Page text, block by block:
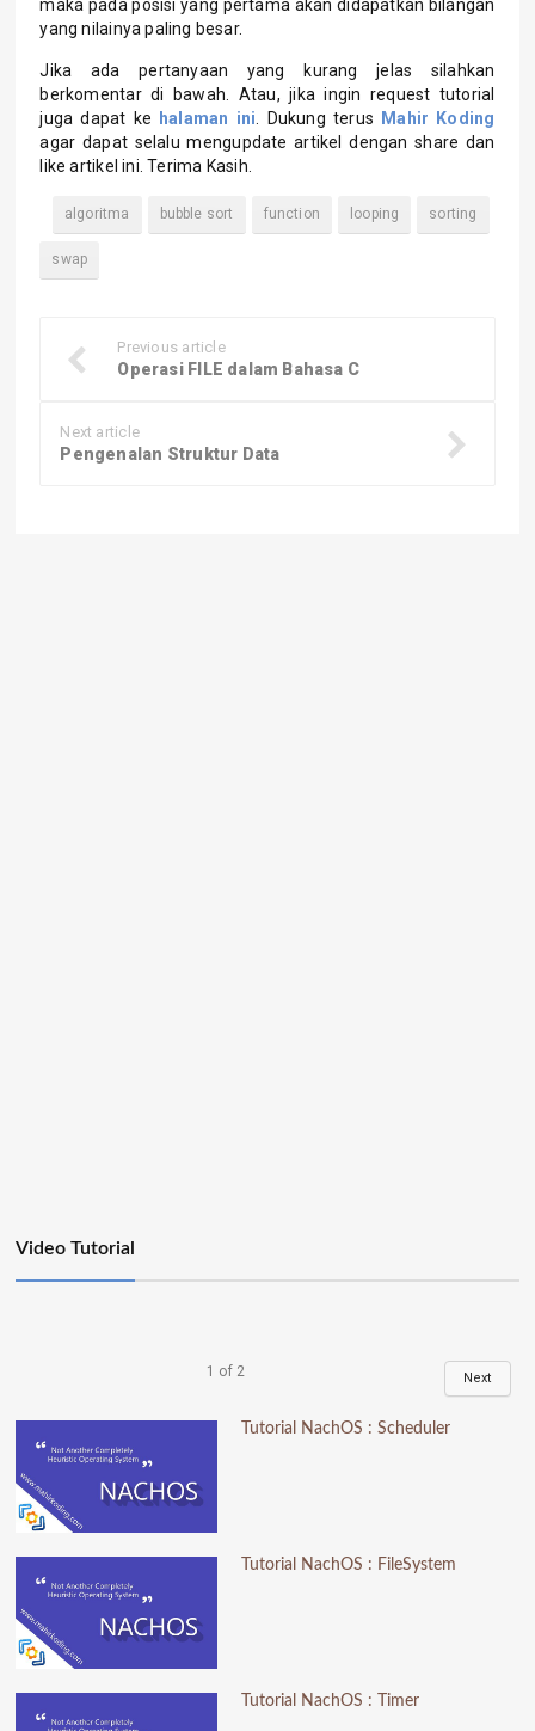
maka pada posisi yang pertama akan didapatkan bilangan
yang nilainya paling besar.
Jika ada pertanyaan yang kurang jelas silahkan
berkomentar di bawah. Atau, jika ingin request tutorial
juga dapat ke
halaman ini. Dukung terus
Mahir Koding
agar dapat selalu mengupdate artikel dengan share dan
like artikel ini. Terima Kasih.
algoritma bubble sort function looping sorting
swap
Previous article
Operasi FILE dalam Bahasa C
Next article
Pengenalan Struktur Data
Video Tutorial
1 of 2 Next
Tutorial NachOS : Scheduler
Tutorial NachOS : FileSystem
Tutorial NachOS : Timer